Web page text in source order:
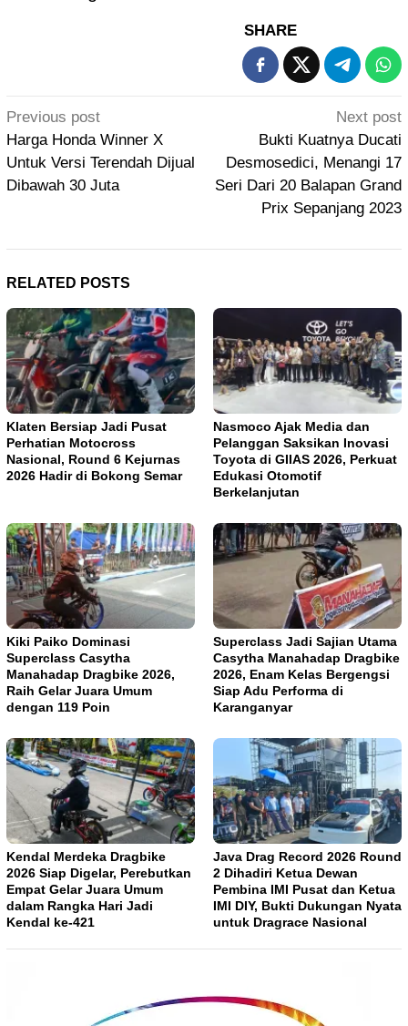
SHARE
Post
navigation
Previous post
Harga Honda Winner X
Untuk Versi Terendah Dijual
Dibawah 30 Juta
Next post
Bukti Kuatnya Ducati
Desmosedici, Menangi 17
Seri Dari 20 Balapan Grand
Prix Sepanjang 2023
RELATED POSTS
Klaten Bersiap Jadi Pusat
Perhatian Motocross
Nasional, Round 6 Kejurnas
2026 Hadir di Bokong Semar
Nasmoco Ajak Media dan
Pelanggan Saksikan Inovasi
Toyota di GIIAS 2026, Perkuat
Edukasi Otomotif
Berkelanjutan
Kiki Paiko Dominasi
Superclass Casytha
Manahadap Dragbike 2026,
Raih Gelar Juara Umum
dengan 119 Poin
Superclass Jadi Sajian Utama
Casytha Manahadap Dragbike
2026, Enam Kelas Bergengsi
Siap Adu Performa di
Karanganyar
Kendal Merdeka Dragbike
2026 Siap Digelar, Perebutkan
Empat Gelar Juara Umum
dalam Rangka Hari Jadi
Kendal ke-421
Java Drag Record 2026 Round
2 Dihadiri Ketua Dewan
Pembina IMI Pusat dan Ketua
IMI DIY, Bukti Dukungan Nyata
untuk Dragrace Nasional